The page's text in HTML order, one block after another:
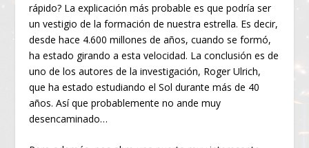
rápido? La explicación más probable es que podría ser
un vestigio de la formación de nuestra estrella. Es decir,
desde hace 4.600 millones de años, cuando se formó,
ha estado girando a esta velocidad. La conclusión es de
uno de los autores de la investigación, Roger Ulrich,
que ha estado estudiando el Sol durante más de 40
años. Así que probablemente no ande muy
desencaminado…